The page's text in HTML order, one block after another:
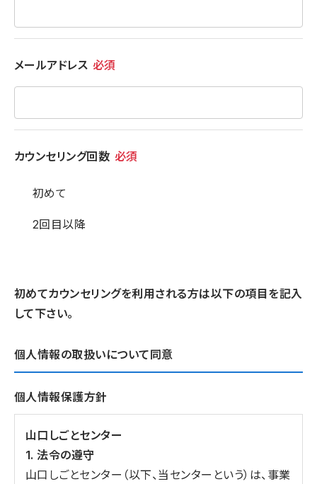
メールアドレス 必須
カウンセリング回数 必須
初めて
2回目以降
初めてカウンセリングを利用される方は以下の項目を記入
して下さい。
個人情報の取扱いについて同意
個人情報保護方針
山口しごとセンター
1. 法令の遵守
山口しごとセンター（以下、当センターという）は、事業